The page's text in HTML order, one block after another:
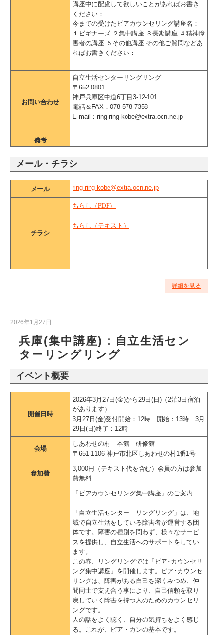
講座中に配慮して欲しいことがあればお書き
ください：
今までの受けたピアカウンセリング講座名：
１ビギナーズ ２集中講座 ３長期講座 ４精神障
害者の講座 ５その他講座 その他ご質問などあ
ればお書きください：
お問い合わせ
自立生活センターリングリング
〒652-0801
神戸兵庫区中道6丁目3-12-101
電話＆FAX：078-578-7358
E-mail：ring-ring-kobe@extra.ocn.ne.jp
備考
メール・チラシ
メール ring-ring-kobe@extra.ocn.ne.jp
チラシ
ちらし（PDF）
ちらし（テキスト）
詳細を見る
2026年1月27日
兵庫(集中講座)：自立生活セン
ターリングリング
イベント概要
開催日時
2026年3月27日(金)から29日(日)（2泊3日宿泊
があります）
3月27日(金)受付開始：12時 開始：13時 3月
29日(日)終了：12時
会場
しあわせの村 本館 研修館
〒651-1106 神戸市北区しあわせの村1番1号
参加費
3,000円（テキスト代を含む）会員の方は参加
費無料
「ピアカウンセリング集中講座」のご案内
「自立生活センター リングリング」は、地
域で自立生活をしている障害者が運営する団
体です。障害の種別を問わず、様々なサービ
スを提供し、自立生活へのサポートをしてい
ます。
この春、リングリングでは「ピア･カウンセリ
ング集中講座」を開催します。ピア･カウンセ
リングは、障害がある自己を深くみつめ、仲
間同士で支え合う事により、自己信頼を取り
戻していく障害を持つ人のためのカウンセリ
ングです。
人の話をよく聴く、自分の気持ちをよく感じ
る。これが、ピア・カンの基本です。